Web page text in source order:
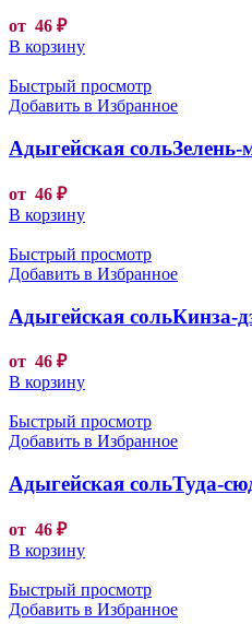
от 46 ₽
В корзину
Быстрый просмотр
Добавить в Избранное
Адыгейская
от 46 ₽
В корзину
Быстрый просмотр
Добавить в Избранное
Адыгейская сольКинза-
от 46 ₽
В корзину
Быстрый просмотр
Добавить в Избранное
Адыгейская сольТуда-
от 46 ₽
В корзину
Быстрый просмотр
Добавить в Избранное